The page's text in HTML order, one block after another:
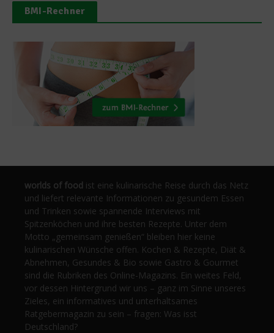
BMI-Rechner
worlds of food ist eine kulinarische Reise durch das Netz
und liefert relevante Informationen zu gesundem Essen
und Trinken sowie spannende Interviews mit
Spitzenköchen und ihre besten Rezepte. Unter dem
Motto „gemeinsam genießen“ bleiben hier keine
kulinarischen Wünsche offen. Kochen & Rezepte, Diät &
Abnehmen, Gesundes & Bio sowie Gastro & Gourmet
sind die Rubriken des Online-Magazins. Ein weites Feld,
vor dessen Hintergrund wir uns – ganz im Sinne unseres
Zieles, ein informatives und unterhaltsames
Ratgebermagazin zu sein – fragen: Was isst
Deutschland?